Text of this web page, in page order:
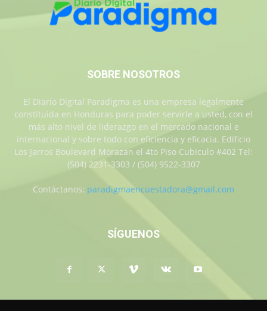
SOBRE NOSOTROS
El Diario Digital Paradigma es una empresa legalmente
constituida en Honduras para poder servirle a usted, con el
más alto nivel de liderazgo en el mercado nacional e
internacional y sobre todo con eficiencia y eficacia. Edificio
Los Jarros Boulevard Morazan el 4to Piso Cubiculo #402 Tel:
(504) 2231-3303 / (504) 9522-3307
Contáctanos: paradigmaencuestadora@gmail.com
SÍGUENOS